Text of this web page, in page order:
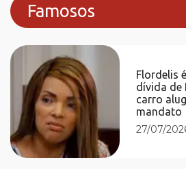
Famosos
Flordelis
dívida de
carro
mandato
27/07/